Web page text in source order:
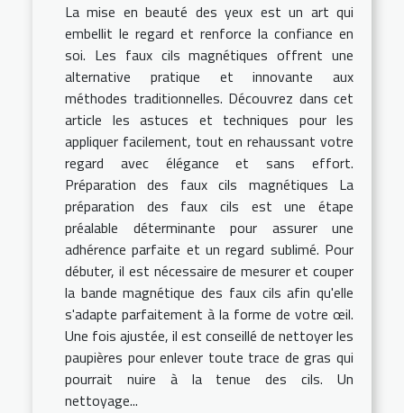
La mise en beauté des yeux est un art qui
embellit le regard et renforce la confiance en
soi. Les faux cils magnétiques offrent une
alternative pratique et innovante aux
méthodes traditionnelles. Découvrez dans cet
article les astuces et techniques pour les
appliquer facilement, tout en rehaussant votre
regard avec élégance et sans effort.
Préparation des faux cils magnétiques La
préparation des faux cils est une étape
préalable déterminante pour assurer une
adhérence parfaite et un regard sublimé. Pour
débuter, il est nécessaire de mesurer et couper
la bande magnétique des faux cils afin qu'elle
s'adapte parfaitement à la forme de votre œil.
Une fois ajustée, il est conseillé de nettoyer les
paupières pour enlever toute trace de gras qui
pourrait nuire à la tenue des cils. Un
nettoyage...